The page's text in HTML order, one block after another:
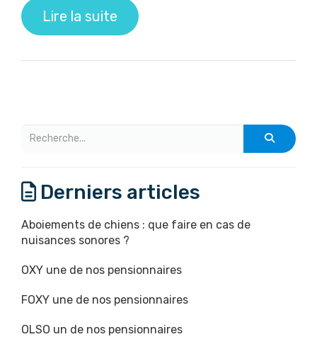
Lire la suite
Derniers articles
Aboiements de chiens : que faire en cas de
nuisances sonores ?
OXY une de nos pensionnaires
FOXY une de nos pensionnaires
OLSO un de nos pensionnaires